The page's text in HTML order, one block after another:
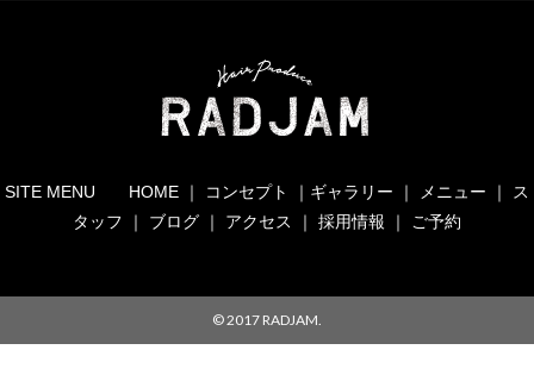
SITE MENU HOME ｜ コンセプト ｜ ギャラリー ｜ メニュー ｜ ス
タッフ ｜ ブログ ｜ アクセス ｜ 採用情報 ｜ ご予約
© 2017 RADJAM.